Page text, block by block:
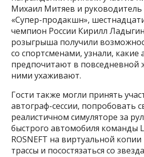
Михаил Митяев и руководитель
«Супер-продакшн»,
чемпион России Кирилл
розыгрыша получили
со спортсменами, узнали,
предпочитают в повседневной
ними ухаживают.
Гости также могли принять
автограф-сессии, попробовать
реалистичном симуляторе за
быстрого автомобиля команды
ROSNEFT на виртуальной
трассы и посостязаться со